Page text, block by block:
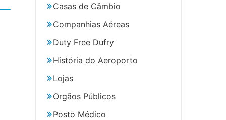
Casas de Câmbio
Companhias Aéreas
Duty Free Dufry
História do Aeroporto
Lojas
Orgãos Públicos
Posto Médico